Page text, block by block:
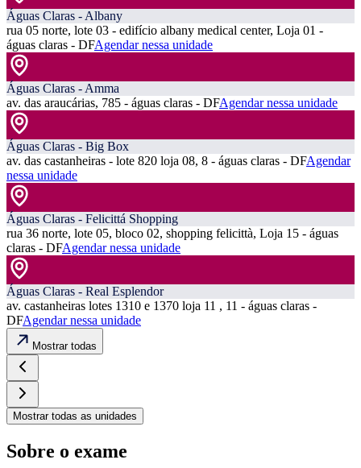
Águas Claras - Albany
rua 05 norte, lote 03 - edifício albany medical center, Loja 01 -
águas claras - DFAgendar nessa unidade
Águas Claras - Amma
av. das araucárias, 785 - águas claras - DFAgendar nessa unidade
Águas Claras - Big Box
av. das castanheiras - lote 820 loja 08, 8 - águas claras - DFAgendar
nessa unidade
Águas Claras - Felicittá Shopping
rua 36 norte, lote 05, bloco 02, shopping felicittà, Loja 15 - águas
claras - DFAgendar nessa unidade
Águas Claras - Real Esplendor
av. castanheiras lotes 1310 e 1370 loja 11 , 11 - águas claras -
DFAgendar nessa unidade
Mostrar todas
Mostrar todas as unidades
Sobre o exame